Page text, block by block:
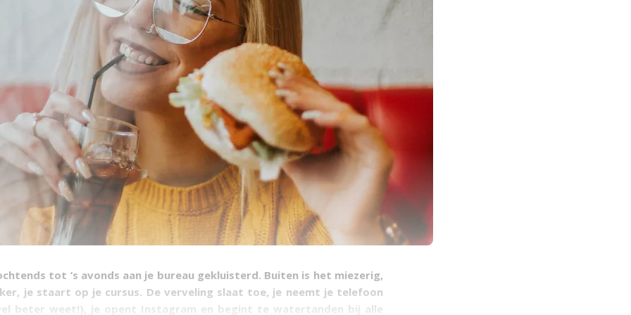
tot ’s avonds aan je bureau gekluisterd. Buiten is het miezerig,
je staart op je cursus. De verveling slaat toe, je neemt je telefoon
beter weet!), je opent Instagram en begint te watertanden bij alle